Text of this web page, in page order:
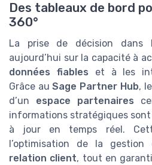
Des tableaux de bord
360°
La prise de décision dans
aujourd’hui sur la capacité à
données fiables et à les
Grâce auSage Partner Hub,
d’un espace partenaires
informations stratégiques
à jour en temps réel.
l’optimisation de la
relation client, tout en